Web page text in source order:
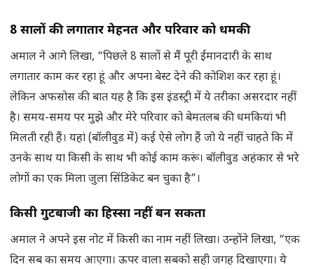
8 सालों की लगातार मेहनत और परिवार को धमकी
अमाल ने आगे लिखा, “पिछले 8 सालों से मैं पूरी ईमानदारी के साथ
लगातार काम कर रहा हूं और अपना बेस्ट देने की कोशिश कर रहा हूं।
लेकिन अफसोस की बात यह है कि इस इंडस्ट्री में ये तरीका असरदार नहीं
है। समय-समय पर मुझे और मेरे परिवार को बेमतलब की धमकियां भी
मिलती रही हैं। यहां (बॉलीवुड में) कई ऐसे लोग हैं जो ये नहीं चाहते कि में
उनके साथ या किसी के साथ भी कोई काम करूं। बॉलीवुड अहंकार से भरे
लोगों का एक मिला जुला सिंडिकेट बन चुका है”।
किसी गुटबाजी का हिस्सा नहीं बन सकता
अमाल ने अपने इस नोट में किसी का नाम नहीं लिखा। उन्होंने लिखा, “एक
दिन सब का समय आएगा। ऊपर वाला सबको सही जगह दिखाएगा। ये